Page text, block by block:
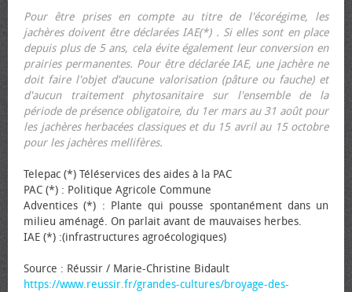
Pour être prises en compte au titre de l'écorégime, les
jachères doivent être déclarées IAE(*) . Si elles sont en place
depuis plus de 5 ans, cela évite également leur conversion en
prairies permanentes. Pour être déclarée IAE, une jachère ne
doit faire l'objet d’aucune valorisation (pâture ou fauche) et
d'aucun traitement phytosanitaire sur l'ensemble de la
période de présence obligatoire, du 1er mars au 31 août pour
les jachères herbacées classiques et du 15 avril au 15 octobre
pour les jachères mellifères.
Telepac (*) Téléservices des aides à la PAC
PAC (*) : Politique Agricole Commune
Adventices (*) : Plante qui pousse spontanément dans un
milieu aménagé. On parlait avant de mauvaises herbes.
IAE (*) :(infrastructures agroécologiques)
Source : Réussir / Marie-Christine Bidault
https://www.reussir.fr/grandes-cultures/broyage-des-